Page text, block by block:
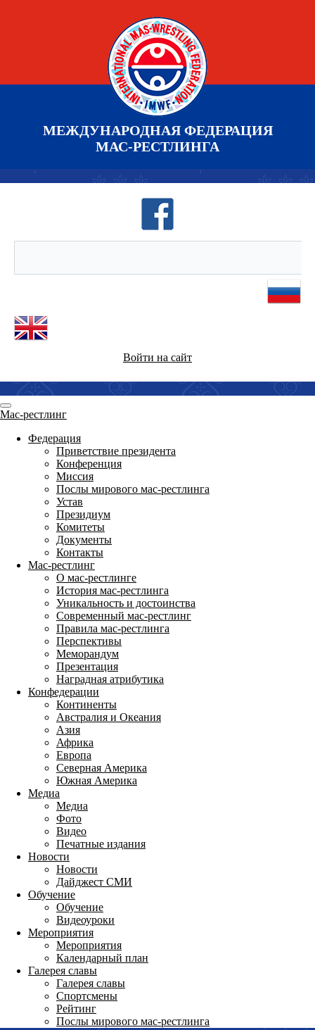
МЕЖДУНАРОДНАЯ ФЕДЕРАЦИЯ
МАС-РЕСТЛИНГА
Войти на сайт
Мас-рестлинг
Федерация
Приветствие президента
Конференция
Миссия
Послы мирового мас-рестлинга
Устав
Президиум
Комитеты
Документы
Контакты
Мас-рестлинг
О мас-рестлинге
История мас-рестлинга
Уникальность и достоинства
Современный мас-рестлинг
Правила мас-рестлинга
Перспективы
Меморандум
Презентация
Наградная атрибутика
Конфедерации
Континенты
Австралия и Океания
Азия
Африка
Европа
Северная Америка
Южная Америка
Медиа
Медиа
Фото
Видео
Печатные издания
Новости
Новости
Дайджест СМИ
Обучение
Обучение
Видеоуроки
Мероприятия
Мероприятия
Календарный план
Галерея славы
Галерея славы
Спортсмены
Рейтинг
Послы мирового мас-рестлинга